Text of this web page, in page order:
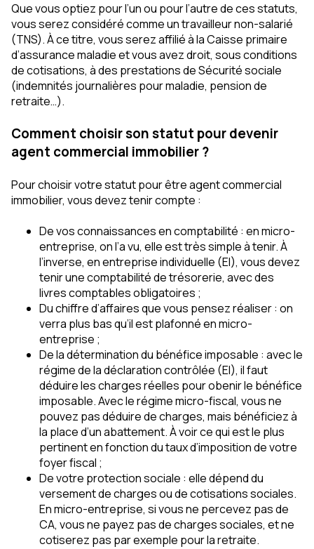
Que vous optiez pour l’un ou pour l’autre de ces statuts,
vous serez considéré comme un travailleur non-salarié
(TNS). À ce titre, vous serez affilié à la Caisse primaire
d’assurance maladie et vous avez droit, sous conditions
de cotisations, à des prestations de Sécurité sociale
(indemnités journalières pour maladie, pension de
retraite…).
Comment choisir son statut pour devenir
agent commercial immobilier ?
Pour choisir votre statut pour être agent commercial
immobilier, vous devez tenir compte :
De vos connaissances en comptabilité : en micro-
entreprise, on l’a vu, elle est très simple à tenir. À
l’inverse, en entreprise individuelle (EI), vous devez
tenir une comptabilité de trésorerie, avec des
livres comptables obligatoires ;
Du chiffre d’affaires que vous pensez réaliser : on
verra plus bas qu’il est plafonné en micro-
entreprise ;
De la détermination du bénéfice imposable : avec le
régime de la déclaration contrôlée (EI), il faut
déduire les charges réelles pour obenir le bénéfice
imposable. Avec le régime micro-fiscal, vous ne
pouvez pas déduire de charges, mais bénéficiez à
la place d’un abattement. À voir ce qui est le plus
pertinent en fonction du taux d’imposition de votre
foyer fiscal ;
De votre protection sociale : elle dépend du
versement de charges ou de cotisations sociales.
En micro-entreprise, si vous ne percevez pas de
CA, vous ne payez pas de charges sociales, et ne
cotiserez pas par exemple pour la retraite.